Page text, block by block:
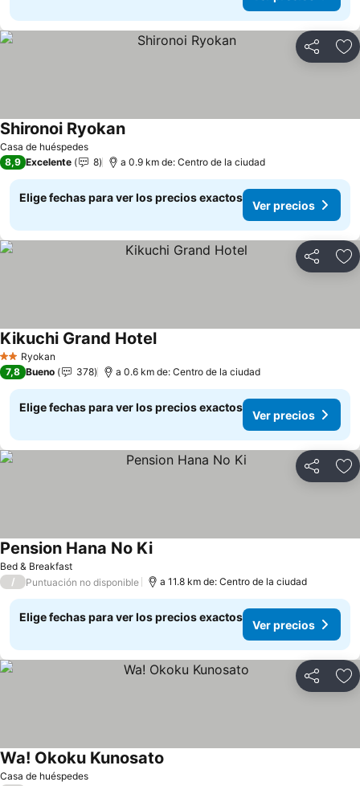
Compartir
Casa de huéspedes
Shironoi Ryokan
8,9 Excelente 8 a 0.9 km de: Centro de la ciudad
Elige fechas para ver los precios exactos
Ver precios
Compartir
2 Estrellas
Ryokan
Kikuchi Grand Hotel
7,8 Bueno 378 a 0.6 km de: Centro de la ciudad
Elige fechas para ver los precios exactos
Ver precios
Compartir
Bed & Breakfast
Pension Hana No Ki
/ Puntuación no disponible a 11.8 km de: Centro de la ciudad
Elige fechas para ver los precios exactos
Ver precios
Compartir
Casa de huéspedes
Wa! Okoku Kunosato